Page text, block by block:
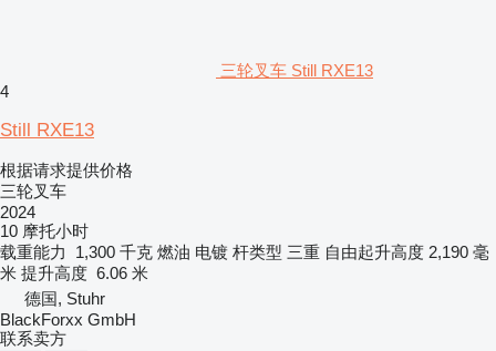
三轮叉车 Still RXE13
4
Still RXE13
根据请求提供价格
三轮叉车
2024
10 摩托小时
载重能力
1,300 千克 燃油 电镀 杆类型 三重 自由起升高度 2,190 毫
米 提升高度 6.06 米
德国, Stuhr
BlackForxx GmbH
联系卖方